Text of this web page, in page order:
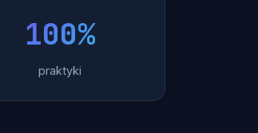
100%
praktyki